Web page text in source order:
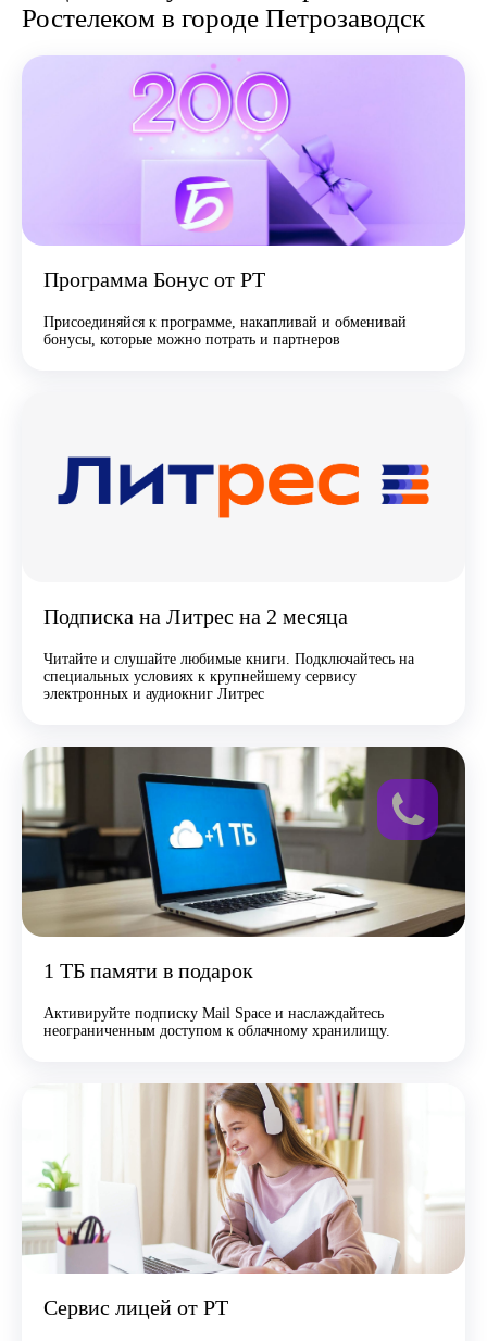
Ростелеком в городе Петрозаводск
Программа Бонус от РТ
Присоединяйся к программе, накапливай и обменивай
бонусы, которые можно потрать и партнеров
Подписка на Литрес на 2 месяца
Читайте и слушайте любимые книги. Подключайтесь на
специальных условиях к крупнейшему сервису
электронных и аудиокниг Литрес
1 ТБ памяти в подарок
Активируйте подписку Mail Space и наслаждайтесь
неограниченным доступом к облачному хранилищу.
Сервис лицей от РТ